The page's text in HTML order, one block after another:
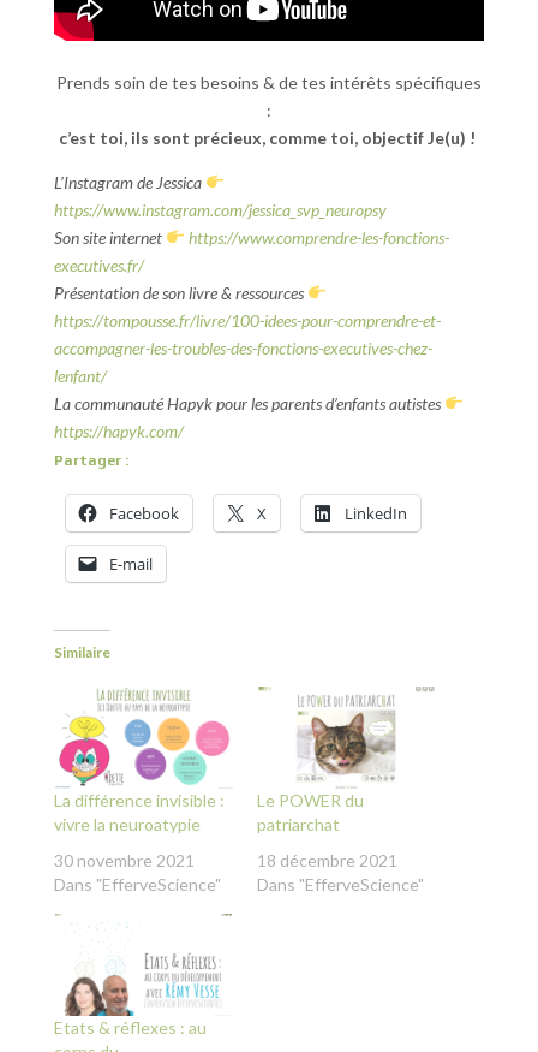
Prends soin de tes besoins & de tes intérêts spécifiques
:
c’est toi, ils sont précieux, comme toi, objectif Je(u) !
L’Instagramde Jessica
https://www.instagram.com/jessica_svp_neuropsy
Son site internet
https://www.comprendre-les-fonctions-
executives.fr/
Présentation de son livre & ressources
https://tompousse.fr/livre/100-idees-pour-comprendre-et-
accompagner-les-troubles-des-fonctions-executives-chez-
lenfant/
La communauté Hapyk pour les parents d’enfants autistes
https://hapyk.com/
Partager :
Facebook X LinkedIn
E-mail
Similaire
La différence invisible :
vivre la neuroatypie
30 novembre 2021
Dans "EfferveScience"
Le POWER du
patriarchat
18 décembre 2021
Dans "EfferveScience"
Etats & réflexes : au